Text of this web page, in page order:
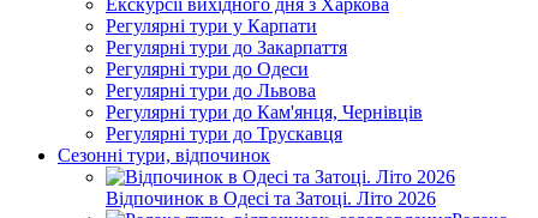
Екскурсії вихідного дня з Харкова
Регулярні тури у Карпати
Регулярні тури до Закарпаття
Регулярні тури до Одеси
Регулярні тури до Львова
Регулярні тури до Кам'янця, Чернівців
Регулярні тури до Трускавця
Сезонні тури, відпочинок
Відпочинок в Одесі та Затоці. Літо 2026